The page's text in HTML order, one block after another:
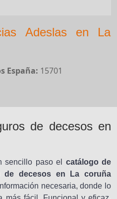
Adeslas en La
España: 15701
de decesos en
sencillo paso el catálogo de
de decesos en La coruña
necesaria, donde lo